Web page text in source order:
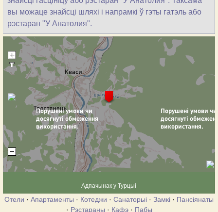
вы можаце знайсці шляхі і напрамкі ў гэты гатэль або
рэстаран "У Анатолия".
Адпачынак у Турцыі
Отели · Апартаменты · Котеджи · Санаторыі · Замкі · Пансіянаты
· Рэстараны · Кафэ· Пабы